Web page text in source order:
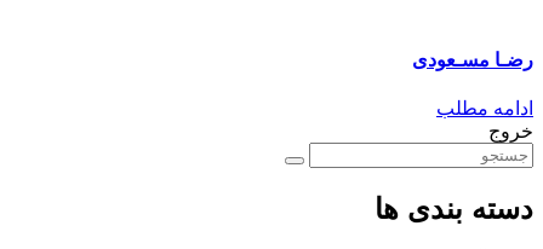
رضـا مسـعودی
ادامه مطلب
خروج
دسته بندی ها